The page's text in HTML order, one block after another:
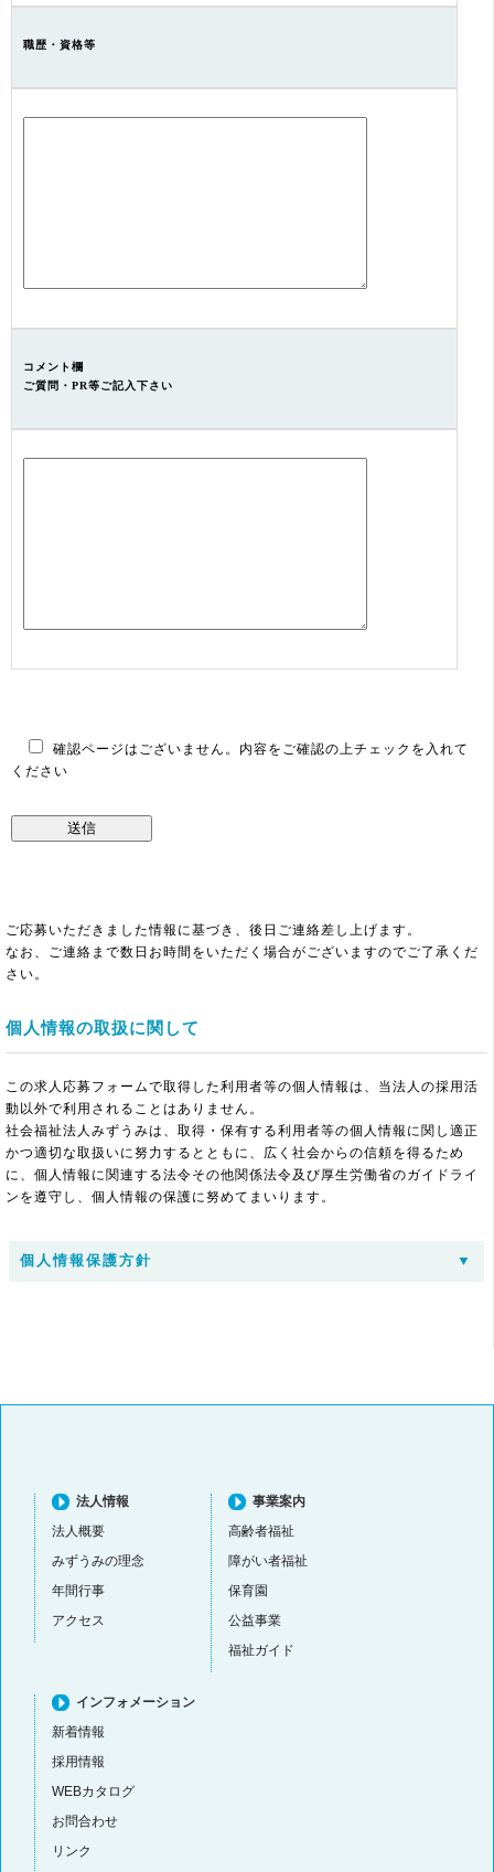
職歴・資格等
コメント欄
ご質問・PR等ご記入下さい
確認ページはございません。内容をご確認の上チェックを入れて
ください
ご応募いただきました情報に基づき、後日ご連絡差し上げます。
なお、ご連絡まで数日お時間をいただく場合がございますのでご了承くだ
さい。
個人情報の取扱に関して
この求人応募フォームで取得した利用者等の個人情報は、当法人の採用活
動以外で利用されることはありません。
社会福祉法人みずうみは、取得・保有する利用者等の個人情報に関し適正
かつ適切な取扱いに努力するとともに、広く社会からの信頼を得るため
に、個人情報に関連する法令その他関係法令及び厚生労働省のガイドライ
ンを遵守し、個人情報の保護に努めてまいります。
個人情報保護方針
法人情報
法人概要
みずうみの理念
年間行事
アクセス
事業案内
高齢者福祉
障がい者福祉
保育園
公益事業
福祉ガイド
インフォメーション
新着情報
採用情報
WEBカタログ
お問合わせ
リンク